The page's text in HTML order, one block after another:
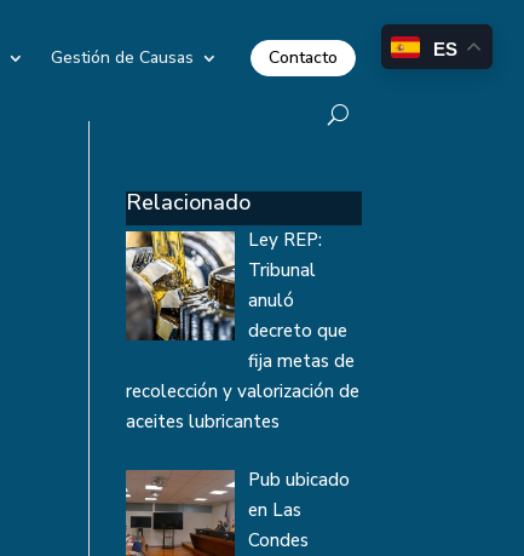
Gestión de Causas Contacto
Relacionado
Ley REP:
Tribunal
anuló
decreto que
fija metas de
recolección y valorización de
aceites lubricantes
Pub ubicado
en Las
Condes
ES